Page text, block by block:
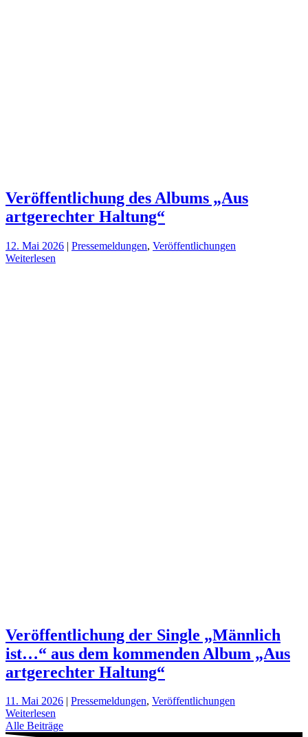
Veröffentlichung des Albums „Aus
artgerechter Haltung“
12. Mai 2026 | Pressemeldungen, Veröffentlichungen
Weiterlesen
Veröffentlichung der Single „Männlich
ist…“ aus dem kommenden Album „Aus
artgerechter Haltung“
11. Mai 2026 Pressemeldungen, Veröffentlichungen
Weiterlesen
Alle Beiträge